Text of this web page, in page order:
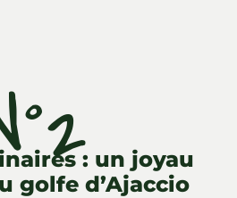
: un joyau
golfe d’Ajaccio